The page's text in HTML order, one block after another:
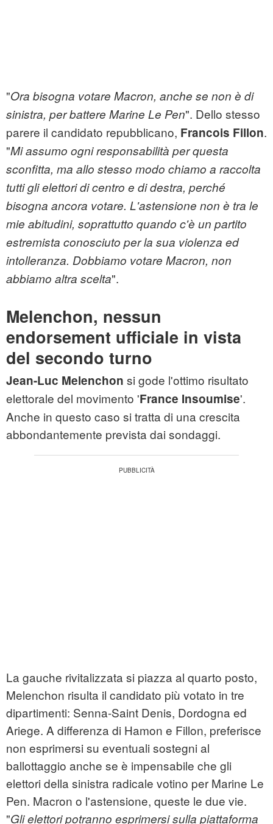
"Ora bisogna votare Macron, anche se non è di
sinistra, per battere Marine Le Pen". Dello stesso
parere il candidato repubblicano, Francois Fillon.
"Mi assumo ogni responsabilità per questa
sconfitta, ma allo stesso modo chiamo a raccolta
tutti gli elettori di centro e di destra, perché
bisogna ancora votare. L'astensione non è tra le
mie abitudini, soprattutto quando c'è un partito
estremista conosciuto per la sua violenza ed
intolleranza. Dobbiamo votare Macron, non
abbiamo altra scelta".
Melenchon, nessun
endorsement ufficiale in vista
del secondo turno
Jean-Luc Melenchon si gode l'ottimo risultato
elettorale del movimento 'France Insoumise'.
Anche in questo caso si tratta di una crescita
abbondantemente prevista dai sondaggi.
La gauche rivitalizzata si piazza al quarto posto,
Melenchon risulta il candidato più votato in tre
dipartimenti: Senna-Saint Denis, Dordogna ed
Ariege. A differenza di Hamon e Fillon, preferisce
non esprimersi su eventuali sostegni al
ballottaggio anche se è impensabile che gli
elettori della sinistra radicale votino per Marine Le
Pen. Macron o l'astensione, queste le due vie.
"Gli elettori potranno esprimersi sulla piattaforma